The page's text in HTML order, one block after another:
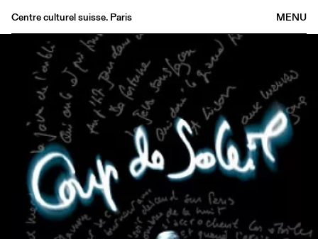
MENU
Centre culturel suisse. Paris
Agenda
Bookshop
Buvette
Archives
Medias
Publications
About
/EN